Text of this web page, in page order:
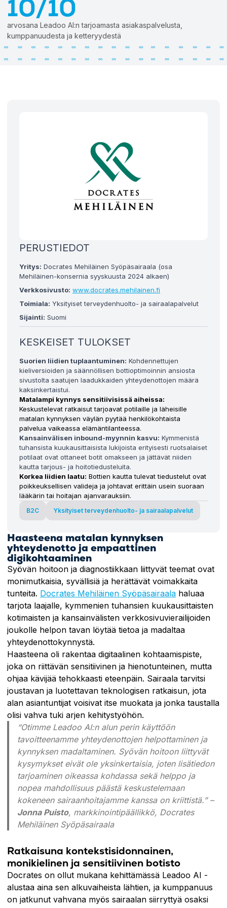
10/10
arvosana Leadoo AI:n tarjoamasta asiakaspalvelusta,
kumppanuudesta ja ketteryydestä
PERUSTIEDOT
Yritys: Docrates Mehiläinen Syöpäsairaala (osa
Mehiläinen-konsernia syyskuusta 2024 alkaen)
Verkkosivusto: www.docrates.mehilainen.fi
Toimiala: Yksityiset terveydenhuolto- ja sairaalapalvelut
Sijainti: Suomi
KESKEISET TULOKSET
Suorien liidien tuplaantuminen: Kohdennettujen
kieliversioiden ja säännöllisen bottioptimoinnin ansiosta
sivustolta saatujen laadukkaiden yhteydenottojen määrä
kaksinkertaistui.
Matalampi kynnys sensitiivisissä aiheissa:
Keskustelevat ratkaisut tarjoavat potilaille ja läheisille
matalan kynnyksen väylän pyytää henkilökohtaista
palvelua vaikeassa elämäntilanteessa.
Kansainvälisen inbound-myynnin kasvu: Kymmenistä
tuhansista kuukausittaisista lukijoista erityisesti ruotsalaiset
potilaat ovat ottaneet botit omakseen ja jättävät niiden
kautta tarjous- ja hoitotiedusteluita.
Korkea liidien laatu: Bottien kautta tulevat tiedustelut ovat
poikkeuksellisen valideja ja johtavat erittäin usein suoraan
lääkärin tai hoitajan ajanvarauksiin.
B2C Yksityiset terveydenhuolto- ja sairaalapalvelut
Haasteena matalan kynnyksen
yhteydenotto ja empaattinen
digikohtaaminen
Syövän hoitoon ja diagnostiikkaan liittyvät teemat ovat
monimutkaisia, syvällisiä ja herättävät voimakkaita
tunteita. Docrates Mehiläinen Syöpäsairaala haluaa
tarjota laajalle, kymmenien tuhansien kuukausittaisten
kotimaisten ja kansainvälisten verkkosivuvierailijoiden
joukolle helpon tavan löytää tietoa ja madaltaa
yhteydenottokynnystä.
Haasteena oli rakentaa digitaalinen kohtaamispiste,
joka on riittävän sensitiivinen ja hienotunteinen, mutta
ohjaa kävijää tehokkaasti eteenpäin. Sairaala tarvitsi
joustavan ja luotettavan teknologisen ratkaisun, jota
alan asiantuntijat voisivat itse muokata ja jonka taustalla
olisi vahva tuki arjen kehitystyöhön.
“Otimme Leadoo AI:n alun perin käyttöön
tavoitteenamme yhteydenottojen helpottaminen ja
kynnyksen madaltaminen. Syövän hoitoon liittyvät
kysymykset eivät ole yksinkertaisia, joten lisätiedon
tarjoaminen oikeassa kohdassa sekä helppo ja
nopea mahdollisuus päästä keskustelemaan
kokeneen sairaanhoitajamme kanssa on kriittistä.”–
Jonna Puisto, markkinointipäällikkö, Docrates
Mehiläinen Syöpäsairaala
Ratkaisuna kontekstisidonnainen,
monikielinen ja sensitiivinen botisto
Docrates on ollut mukana kehittämässä Leadoo AI -
alustaa aina sen alkuvaiheista lähtien, ja kumppanuus
on jatkunut vahvana myös sairaalan siirryttyä osaksi